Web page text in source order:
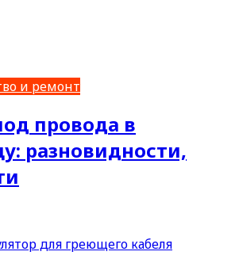
и ремонт
провода в
разновидности,